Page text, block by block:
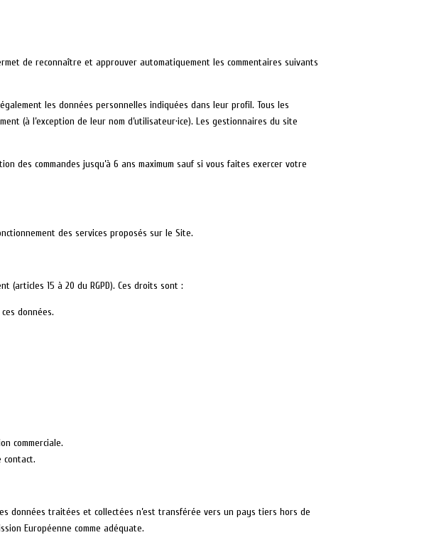
de reconnaître et approuver automatiquement les commentaires suivants
les données personnelles indiquées dans leur profil. Tous les
(à l’exception de leur nom d’utilisateur·ice). Les gestionnaires du site
des commandes jusqu’à 6 ans maximum sauf si vous faites exercer votre
des services proposés sur le Site.
15 à 20 du RGPD). Ces droits sont :
données.
commerciale.
contact.
données traitées et collectées n’est transférée vers un pays tiers hors de
Européenne comme adéquate.